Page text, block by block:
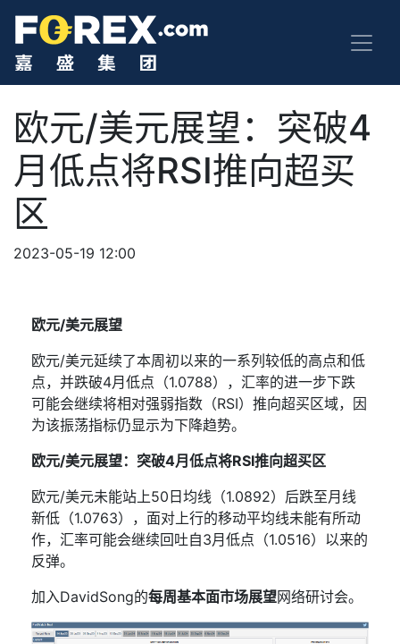
欧元/美元展望：突破4
月低点将RSI推向超买
区
2023-05-19 12:00
欧元/美元展望
欧元/美元延续了本周初以来的一系列较低的高点和低
点，并跌破4月低点（1.0788），汇率的进一步下跌
可能会继续将相对强弱指数（RSI）推向超买区域，因
为该振荡指标仍显示为下降趋势。
欧元/美元展望：突破4月低点将RSI推向超买区
欧元/美元未能站上50 日均线（1.0892）后跌至月线
新低（1.0763），面对上行的移动平均线未能有所动
作，汇率可能会继续回吐自3月低点（1.0516）以来的
反弹。
加入DavidSong的每周基本面市场展望网络研讨会。